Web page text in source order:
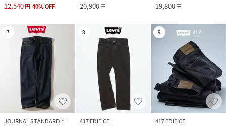
12,540円 40%OFF 20,900円 19,800円
7
JOURNAL STANDARD relume
8
417 EDIFICE
9
417 EDIFICE